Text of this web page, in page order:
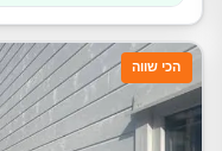
הכי שווה